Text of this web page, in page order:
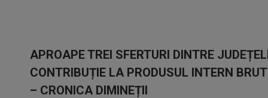
APROAPE TREI SFERTURI DINTRE
CONTRIBUȚIE LA PRODUSUL INTERN
– CRONICA DIMINEȚII